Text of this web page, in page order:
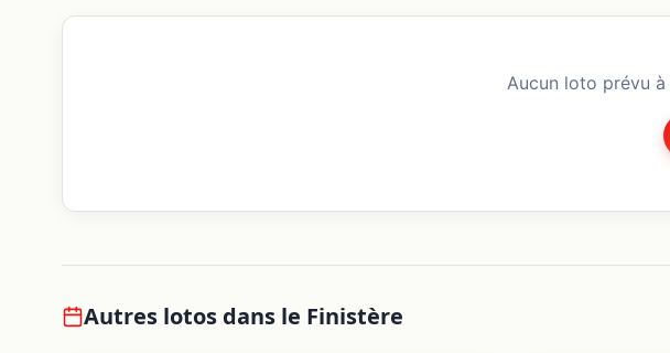
Aucun loto prévu à
Autres lotos dans le Finistère